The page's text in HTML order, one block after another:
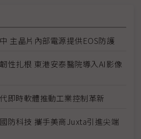
主晶片內部電源提供EOS防護
性扎根 東港安泰醫院導入AI影像
即時軟體推動工業控制革新
防科技 攜手美商Juxta引進尖端